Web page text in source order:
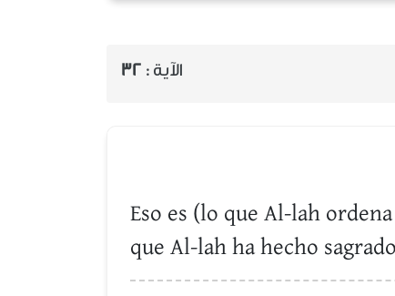
الآية : 32
Eso es (lo que Al-lah
que Al-lah ha hecho